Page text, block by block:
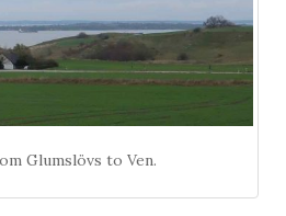
Glumslövs to Ven.